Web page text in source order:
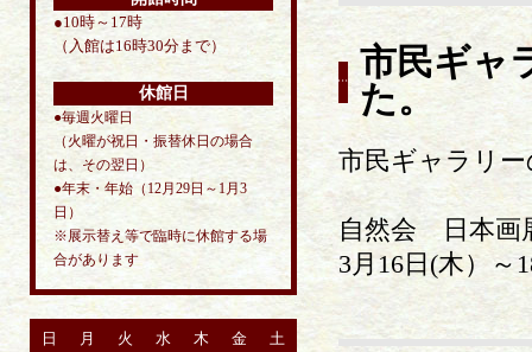
●10時～17時
（入館は16時30分まで）
休館日
●毎週火曜日
（火曜が祝日・振替休日の場合
は、その翌日）
●年末・年始（12月29日～1月3
日）
※展示替え等で臨時に休館する場
合があります
日 月 火 水 木 金 土
市民ギャ
た。
市民ギャラリ
自然会 日本画
3月16日(木）～